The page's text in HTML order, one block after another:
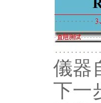
儀器
下一